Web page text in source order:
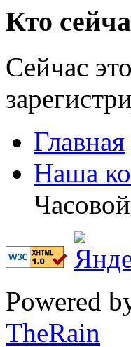
Кто
Сейчас
Главная
Наша
Powered
TheRain